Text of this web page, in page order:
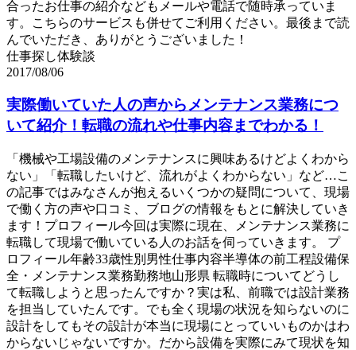
合ったお仕事の紹介などもメールや電話で随時承っていま
す。こちらのサービスも併せてご利用ください。最後まで読
んでいただき、ありがとうございました！
仕事探し体験談
2017/08/06
実際働いていた人の声からメンテナンス業務につ
いて紹介！転職の流れや仕事内容までわかる！
「機械や工場設備のメンテナンスに興味あるけどよくわから
ない」「転職したいけど、流れがよくわからない」など…こ
の記事ではみなさんが抱えるいくつかの疑問について、現場
で働く方の声や口コミ、ブログの情報をもとに解決していき
ます！プロフィール今回は実際に現在、メンテナンス業務に
転職して現場で働いている人のお話を伺っていきます。 プ
ロフィール年齢33歳性別男性仕事内容半導体の前工程設備保
全・メンテナンス業務勤務地山形県 転職時についてどうし
て転職しようと思ったんですか？実は私、前職では設計業務
を担当していたんです。でも全く現場の状況を知らないのに
設計をしてもその設計が本当に現場にとっていいものかはわ
からないじゃないですか。だから設備を実際にみて現状を知